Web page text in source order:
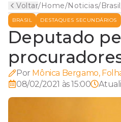
Voltar/Home/Noticias/Brasil
BRASIL DESTAQUES SECUNDÁRIOS
Deputado
Por Mônica Bergamo,
08/02/2021 às 15:00